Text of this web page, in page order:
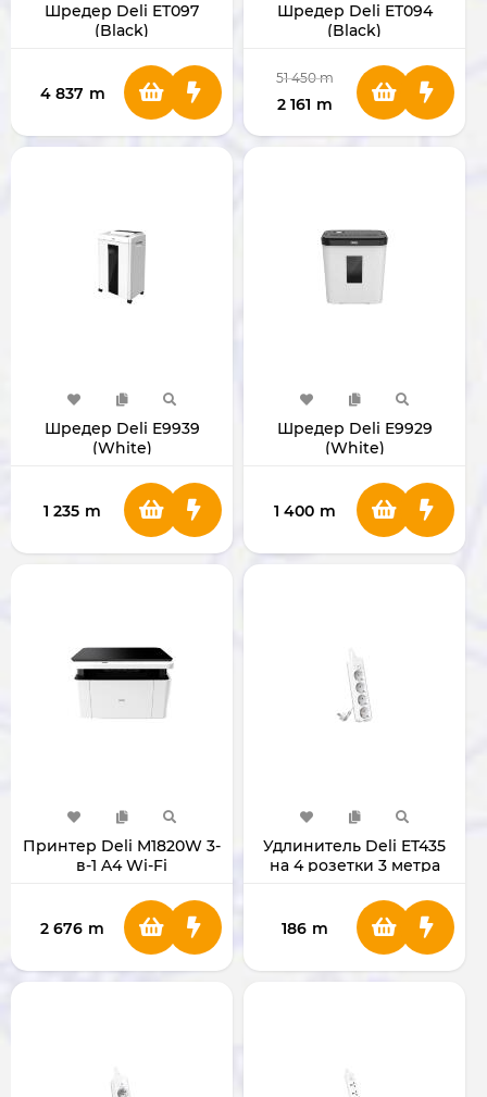
Шредер Deli ET097
(Black)
4 837 m
Шредер Deli ET094
(Black)
51 450 m
2 161 m
Шредер Deli E9939
(White)
1 235 m
Шредер Deli E9929
(White)
1 400 m
Принтер Deli M1820W 3-
в-1 A4 Wi-Fi
2 676 m
Удлинитель Deli ET435
на 4 розетки 3 метра
186 m